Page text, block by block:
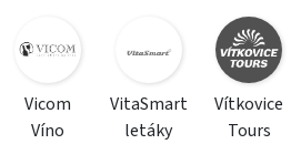
Vicom
Víno
VitaSmart
letáky
Vítkovice
Tours